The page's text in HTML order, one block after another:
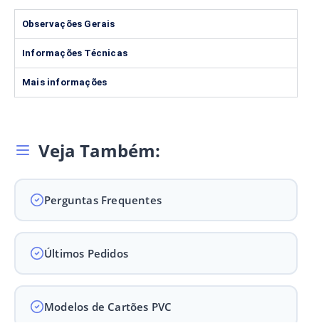
Observações Gerais
Informações Técnicas
Mais informações
Veja Também:
Perguntas Frequentes
Últimos Pedidos
Modelos de Cartões PVC